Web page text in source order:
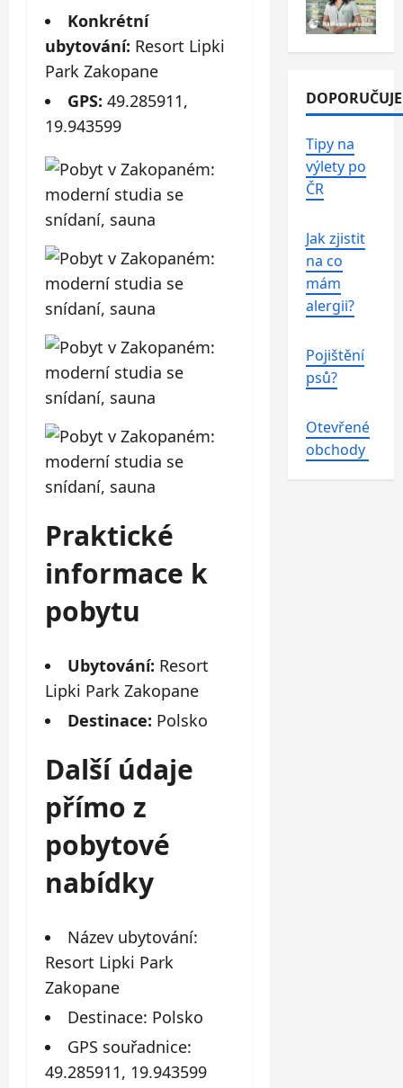
Konkrétní
ubytování: Resort Lipki
Park Zakopane
GPS: 49.285911,
19.943599
Praktické
informace k
pobytu
Ubytování: Resort
Lipki Park Zakopane
Destinace: Polsko
Další údaje
přímo z
pobytové
nabídky
Název ubytování:
Resort Lipki Park
Zakopane
Destinace: Polsko
GPS souřadnice:
49.285911, 19.943599
Tipy na
výlety po
ČR
Jak zjistit
na co
mám
alergii?
Pojištění
psů?
Otevřené
obchody